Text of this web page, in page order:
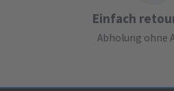
Einfach
Abholung ohne